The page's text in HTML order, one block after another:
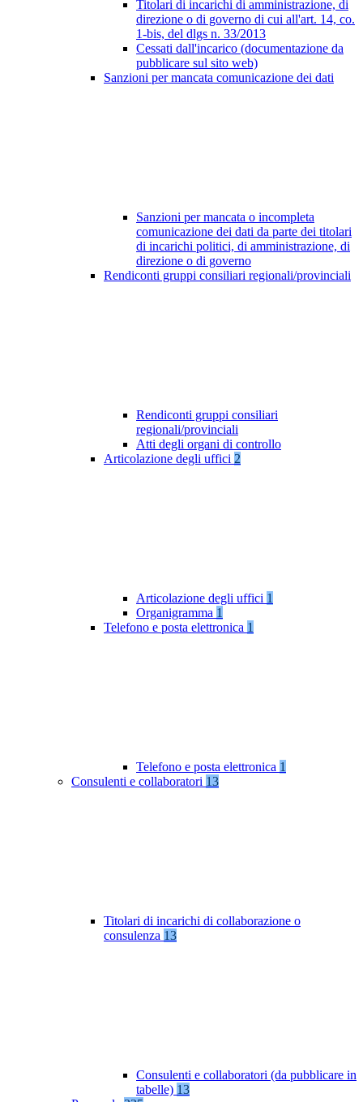
Titolari di incarichi di amministrazione, di
direzione o di governo di cui all'art. 14, co.
1-bis, del dlgs n. 33/2013
Cessati dall'incarico (documentazione da
pubblicare sul sito web)
Sanzioni per mancata comunicazione dei dati
Sanzioni per mancata o incompleta
comunicazione dei dati da parte dei titolari
di incarichi politici, di amministrazione, di
direzione o di governo
Rendiconti gruppi consiliari regionali/provinciali
Rendiconti gruppi consiliari
regionali/provinciali
Atti degli organi di controllo
Articolazione degli uffici 2
Articolazione degli uffici 1
Organigramma 1
Telefono e posta elettronica 1
Telefono e posta elettronica 1
Consulenti e collaboratori 13
Titolari di incarichi di collaborazione o
consulenza 13
Consulenti e collaboratori (da pubblicare in
tabelle) 13